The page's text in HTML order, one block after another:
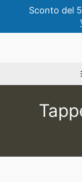
contenuto
Sconto del